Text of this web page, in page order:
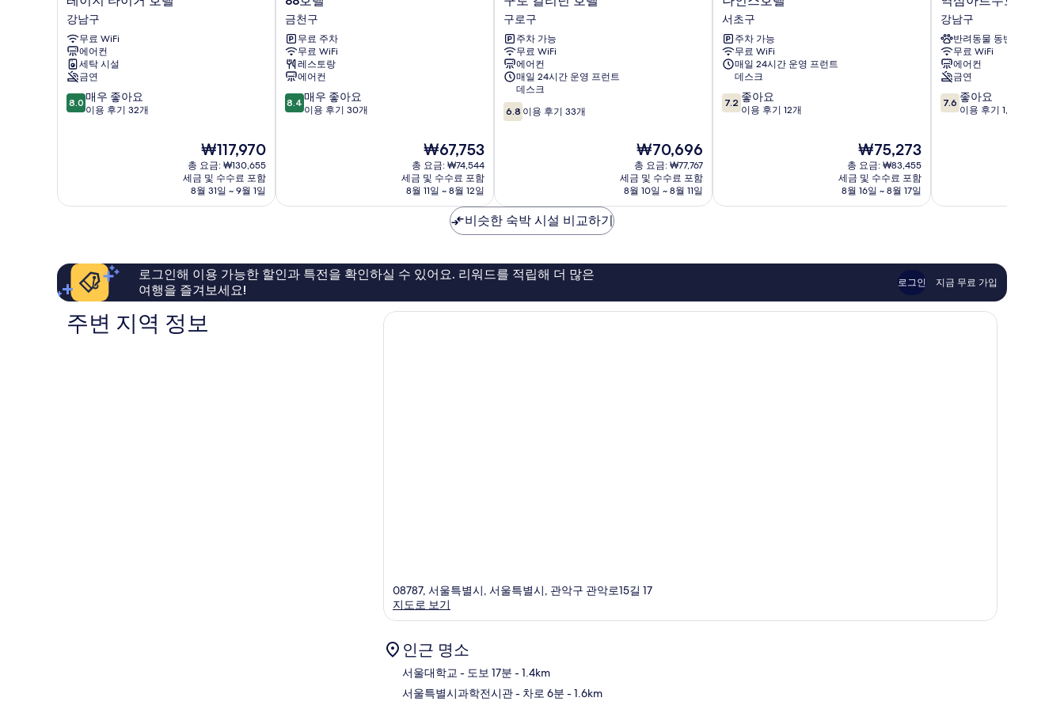
이
지
타
이
거
호
텔
강
강남구
무료 WiFi
에어컨
세탁 시설
금연
10
점
우
이
후
32
8.0 매우 좋아요
이용 후기 32개
현
재
요
금
₩117,970
₩117,970
총 요금: ₩130,655
세금 및 수수료 포함
8월 31일 ~ 9월 1일
호
텔
금
천
구
금천구
무료 주차
무료 WiFi
레스토랑
에어컨
10
점
우
이
용
8.4 매우 좋아요
이용 후기 30개
현
재
요
금
₩67,753
₩67,753
총 요금: ₩74,544
세금 및 수수료 포함
8월 11일 ~ 8월 12일
로
컬
리
넌
호
텔
로
구로구
주차 가능
무료 WiFi
에어컨
매일 24시간 운영 프런트
데스크
10
점
이
용
후
33
개
6.8 이용 후기 33개
현
재
요
금
₩70,696
₩70,696
총 요금: ₩77,767
세금 및 수수료 포함
8월 10일 ~ 8월 11일
인
스
호
텔
서
구
서초구
주차 가능
무료 WiFi
매일 24시간 운영 프런트
데스크
10
점
아
후
개
7.2 좋아요
이용 후기 12개
현
재
요
금
₩75,273
₩75,273
총 요금: ₩83,455
세금 및 수수료 포함
8월 16일 ~ 8월 17일
삼
아
르
누
보
시
티
호
강남구
반려동물 동반 가능
무료 WiFi
에어컨
금연
10
점
아
후
기
개
7.6 좋아요
이용 후기 1,003개
비슷한 숙박 시설 비교하기
로그인해 이용 가능한 할인과 특전을 확인하실 수 있어요. 리워드를 적립해 더 많은
여행을 즐겨보세요!
로그인 지금 무료 가입
주변 지역 정보
08787, 서울특별시, 서울특별시, 관악구 관악로15길 17
지도로 보기
인근 명소
서울대학교 - 도보 17분 - 1.4km
서울특별시과학전시관- 차로 6분 - 1.6km